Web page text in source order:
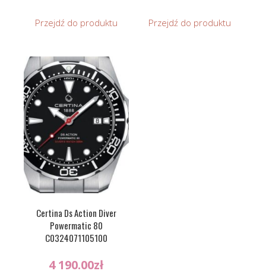
Przejdź do produktu Przejdź do produktu
Certina Ds Action Diver
Powermatic 80
C0324071105100
4 190.00zł